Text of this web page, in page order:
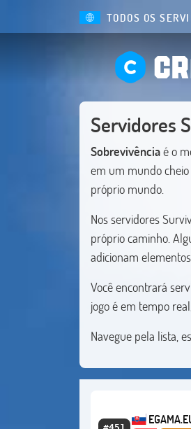
TODOS OS
Servidores
Sobrevivênciaé o
em um mundo cheio
próprio mundo.
Nos servidores
próprio caminho.
adicionam
Você encontrará
jogo é em tempo
Navegue pela lista,